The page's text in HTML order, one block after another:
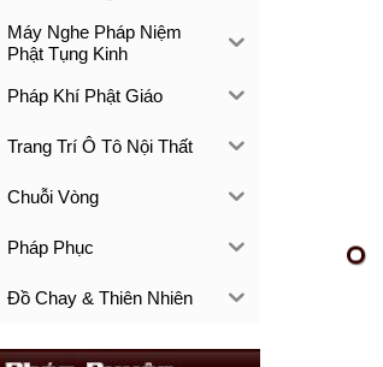
Máy Nghe Pháp Niệm
Phật Tụng Kinh
Pháp Khí Phật Giáo
Trang Trí Ô Tô Nội Thất
Chuỗi Vòng
Pháp Phục
Đồ Chay & Thiên Nhiên